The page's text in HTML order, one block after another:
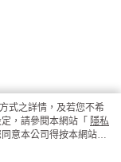
式之詳情，及若您不希
，請參閱本網站「 隱私
意本公司得按本網站使